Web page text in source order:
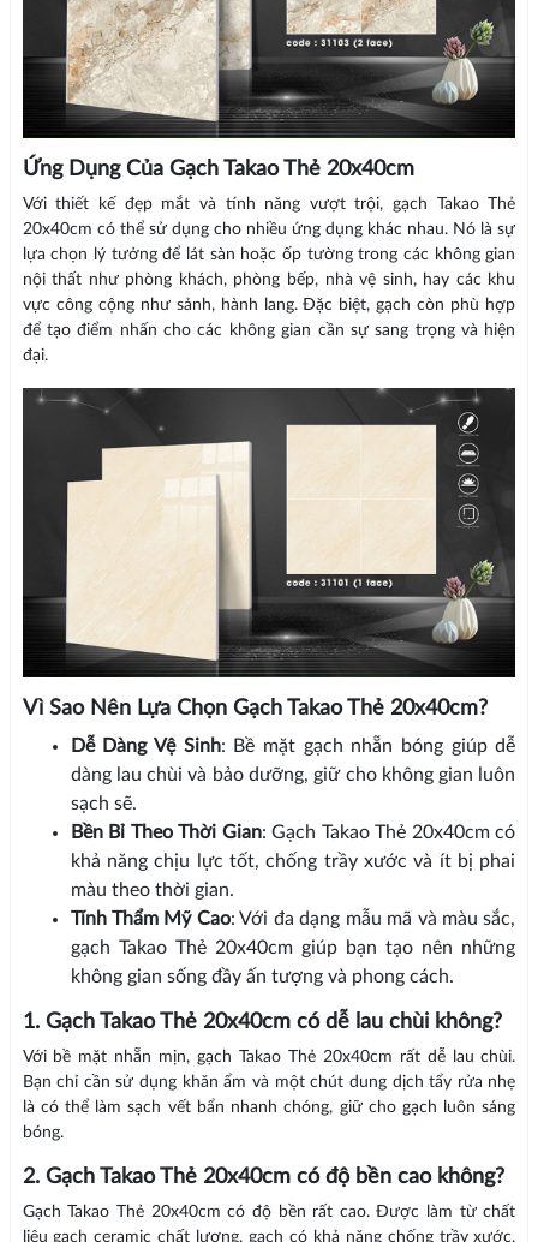
Ứng Dụng Của Gạch Takao Thẻ 20x40cm
Với thiết kế đẹp mắt và tính năng vượt trội, gạch Takao Thẻ
20x40cm có thể sử dụng cho nhiều ứng dụng khác nhau. Nó là sự
lựa chọn lý tưởng để lát sàn hoặc ốp tường trong các không gian
nội thất như phòng khách, phòng bếp, nhà vệ sinh, hay các khu
vực công cộng như sảnh, hành lang. Đặc biệt, gạch còn phù hợp
để tạo điểm nhấn cho các không gian cần sự sang trọng và hiện
đại.
Vì Sao Nên Lựa Chọn Gạch Takao Thẻ 20x40cm?
Dễ Dàng Vệ Sinh: Bề mặt gạch nhẵn bóng giúp dễ
dàng lau chùi và bảo dưỡng, giữ cho không gian luôn
sạch sẽ.
Bền Bỉ Theo Thời Gian: Gạch Takao Thẻ 20x40cm có
khả năng chịu lực tốt, chống trầy xước và ít bị phai
màu theo thời gian.
Tính Thẩm Mỹ Cao: Với đa dạng mẫu mã và màu sắc,
gạch Takao Thẻ 20x40cm giúp bạn tạo nên những
không gian sống đầy ấn tượng và phong cách.
1. Gạch Takao Thẻ 20x40cm có dễ lau chùi không?
Với bề mặt nhẵn mịn, gạch Takao Thẻ 20x40cm rất dễ lau chùi.
Bạn chỉ cần sử dụng khăn ẩm và một chút dung dịch tẩy rửa nhẹ
là có thể làm sạch vết bẩn nhanh chóng, giữ cho gạch luôn sáng
bóng.
2. Gạch Takao Thẻ 20x40cm có độ bền cao không?
Gạch Takao Thẻ 20x40cm có độ bền rất cao. Được làm từ chất
liệu gạch ceramic chất lượng, gạch có khả năng chống trầy xước,